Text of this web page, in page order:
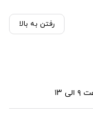
رفتن به بالا